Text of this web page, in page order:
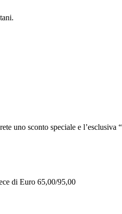
uno sconto speciale e
di Euro 65,00/95,00